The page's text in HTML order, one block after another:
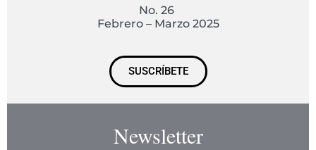
No. 26
Febrero – Marzo 2025
SUSCRÍBETE
Newsletter